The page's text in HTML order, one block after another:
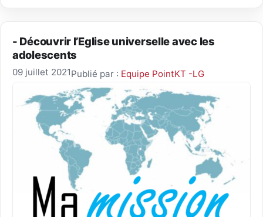
- Découvrir l’Eglise universelle avec les
adolescents
09 juillet 2021Publié par : Equipe PointKT -LG